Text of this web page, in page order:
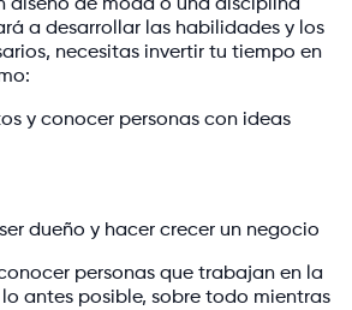
diseño de moda o una disciplina
a desarrollar las habilidades y los
necesitas invertir tu tiempo en
y conocer personas con ideas
dueño y hacer crecer un negocio
personas que trabajan en la
antes posible, sobre todo mientras